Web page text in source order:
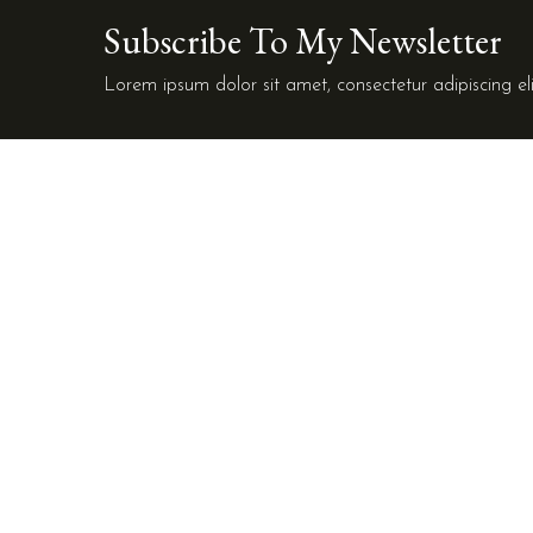
Subscribe To My Newsletter
Lorem ipsum dolor sit amet, consectetur adipiscing